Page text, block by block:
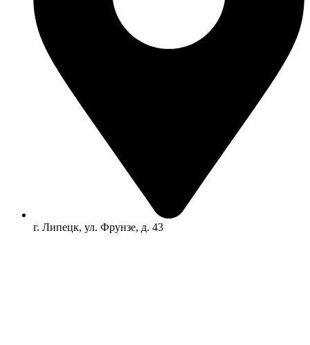
г. Липецк, ул. Фрунзе, д. 43